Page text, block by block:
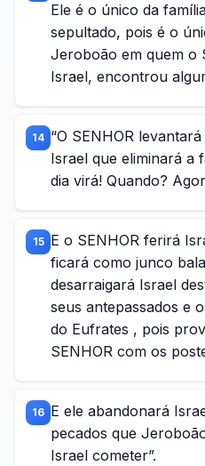
Ele é o único da
sepultado, pois é o
Jeroboão em quem o
Israel, encontrou
14 “O SENHOR
Israel que eliminará a
dia virá! Quando?
15 E o SENHOR ferirá
ficará como junco
desarraigará Israel
seus antepassados e
do Eufrates , pois
SENHOR com os
16 E ele abandonará
pecados que
Israel cometer”.